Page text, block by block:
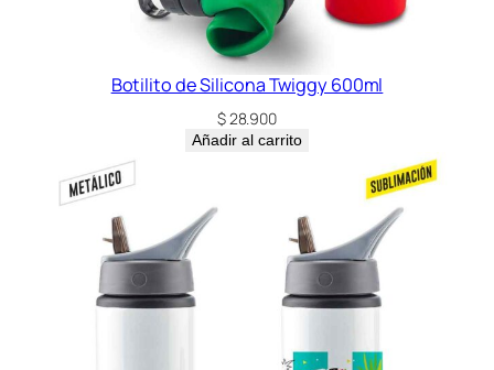
Botilito de Silicona Twiggy 600ml
$28.900
Añadir al carrito